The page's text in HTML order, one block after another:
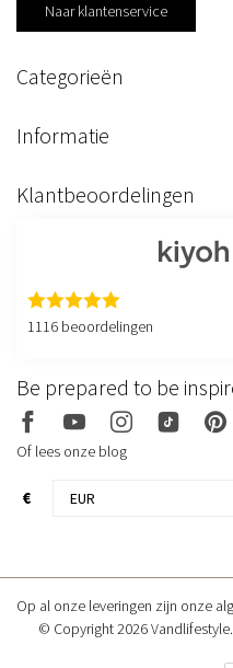
Naar klantenservice
Categorieën
Informatie
Klantbeoordelingen
1116 beoordelingen
Be prepared to be
Of lees onze blog
€
Op al onze leveringen zijn onze
© Copyright 2026